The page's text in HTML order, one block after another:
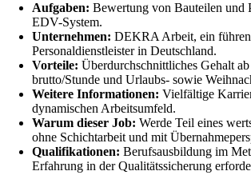
Aufgaben: Bewertung von Bauteilen und
EDV-System.
Unternehmen: DEKRA Arbeit, ein
Personaldienstleister in Deutschland.
Vorteile: Überdurchschnittliches Gehalt
brutto/Stunde und Urlaubs- sowie
Weitere Informationen: Vielfältige
dynamischen Arbeitsumfeld.
Warum dieser Job: Werde Teil eines
ohne Schichtarbeit und mit
Qualifikationen: Berufsausbildung im
Erfahrung in der Qualitätssicherung